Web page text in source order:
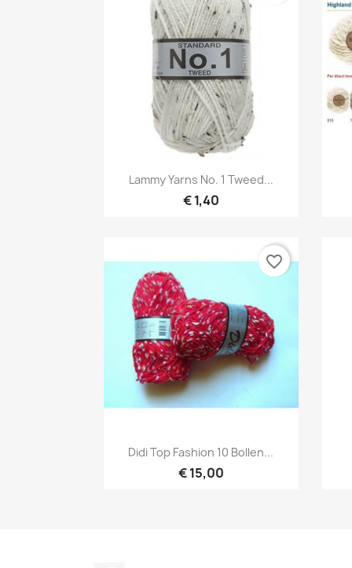
Snel bekijken
Lammy Yarns No. 1 Tweed...
€ 1,40
Snel bekijken
Didi Top Fashion 10 Bollen...
€ 15,00
favorite_border